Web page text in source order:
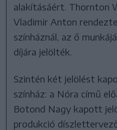
alakításáért. Thornton
Vladimir Anton
színháznál, az ő
díjára jelölték.
Szintén két jelölést
színház: a Nóra című
Botond Nagy kapott
produkció